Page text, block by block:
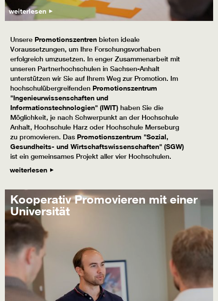
weiterlesen
Unsere Promotionszentren bieten ideale
Voraussetzungen, um Ihre Forschungsvorhaben
erfolgreich umzusetzen. In enger Zusammenarbeit mit
unseren Partnerhochschulen in Sachsen-Anhalt
unterstützen wir Sie auf Ihrem Weg zur Promotion. Im
hochschulübergreifenden Promotionszentrum
"Ingenieurwissenschaften und
Informationstechnologien" (IWIT) haben Sie die
Möglichkeit, je nach Schwerpunkt an der Hochschule
Anhalt, Hochschule Harz oder Hochschule Merseburg
zu promovieren. Das Promotionszentrum "Sozial,
Gesundheits- und Wirtschaftswissenschaften" (SGW)
ist ein gemeinsames Projekt aller vier Hochschulen.
weiterlesen
Kooperativ Promovieren mit einer
Universität